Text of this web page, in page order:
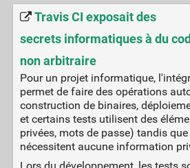
Travis CI exposait des
secrets informatiques à du
non arbitraire
Pour un projet informatique,
permet de faire des opérations
construction de binaires,
et certains tests utilisent des
privées, mots de passe) tandis
nécessitent aucune information